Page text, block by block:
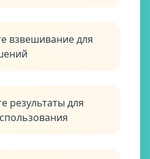
взвешивание для
результаты для